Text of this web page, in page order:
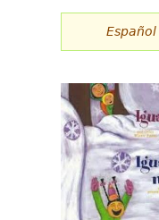
Español